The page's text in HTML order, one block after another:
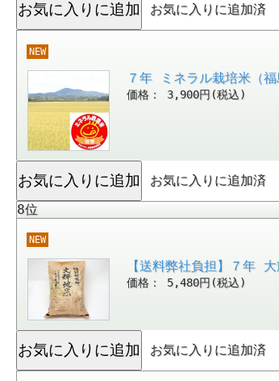
お気に入りに追加済
NEW
７年 ミネラル栽培米（
価格： 3,900円(税込)
お気に入りに追加済
8位
NEW
【送料弊社負担】７年
価格： 5,480円(税込)
お気に入りに追加済